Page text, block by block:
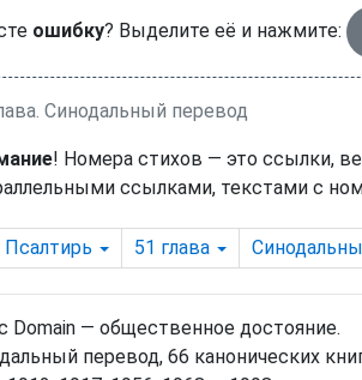
ошибку? Выделите её и нажмите:
Синодальный перевод
! Номера стихов — это ссылки,
ссылками, текстами с
Псалтирь 51 глава
Domain — общественное достояние.
перевод, 66 канонических